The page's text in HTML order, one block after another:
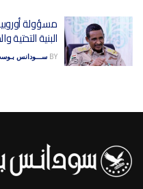
مسؤولة
البنية
BY ســـودانس